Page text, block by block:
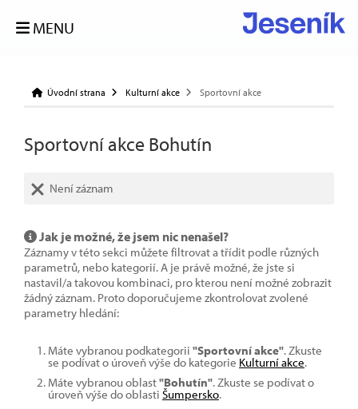
MENU
Úvodní strana Kulturní akce Sportovní akce
Sportovní akce Bohutín
Není záznam
Jak je možné, že jsem nic nenašel?
Záznamy v této sekci můžete filtrovat a třídit podle různých
parametrů, nebo kategorií. A je právě možné, že jste si
nastavil/a takovou kombinaci, pro kterou není možné zobrazit
žádný záznam. Proto doporučujeme zkontrolovat zvolené
parametry hledání:
Máte vybranou podkategorii "Sportovní akce". Zkuste
se podívat o úroveň výše do kategorie Kulturní akce.
Máte vybranou oblast"Bohutín". Zkuste se podívat o
úroveň výše do oblasti Šumpersko.